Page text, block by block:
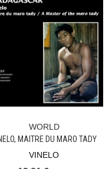
WORLD
MAITRE DU MARO TADY
VINELO